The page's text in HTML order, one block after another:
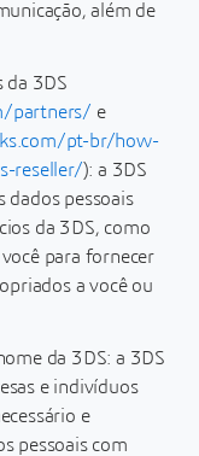
além de
da 3DS
partners/ e
pt-br/how-
reseller/): a 3DS
dados pessoais
da 3DS, como
para fornecer
a você ou
da 3DS: a 3DS
e indivíduos
e
pessoais com